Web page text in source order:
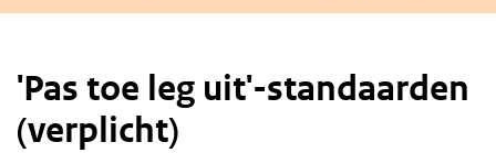
'Pas toe leg uit'-standaarden
(verplicht)